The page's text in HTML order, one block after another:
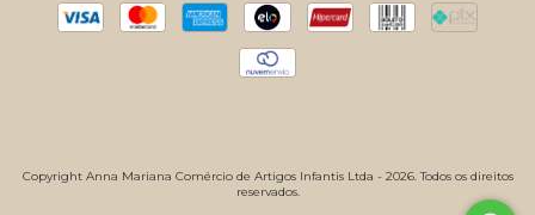
Copyright Anna Mariana Comércio de Artigos Infantis Ltda - 2026. Todos os direitos
reservados.